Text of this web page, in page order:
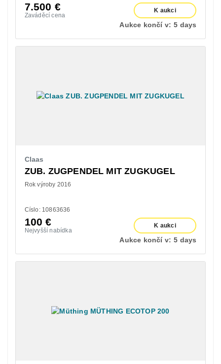
7.500 €
Zaváděcí cena
K aukci
Aukce končí v: 5 days
Claas
ZUB. ZUGPENDEL MIT ZUGKUGEL
Rok výroby 2016
Císlo: 10863636
100€
Nejvyšší nabídka
K aukci
Aukce končí v: 5 days